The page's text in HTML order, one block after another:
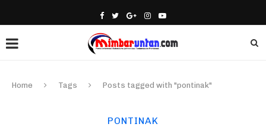
Home Tags Posts tagged with "pontinak"
PONTINAK